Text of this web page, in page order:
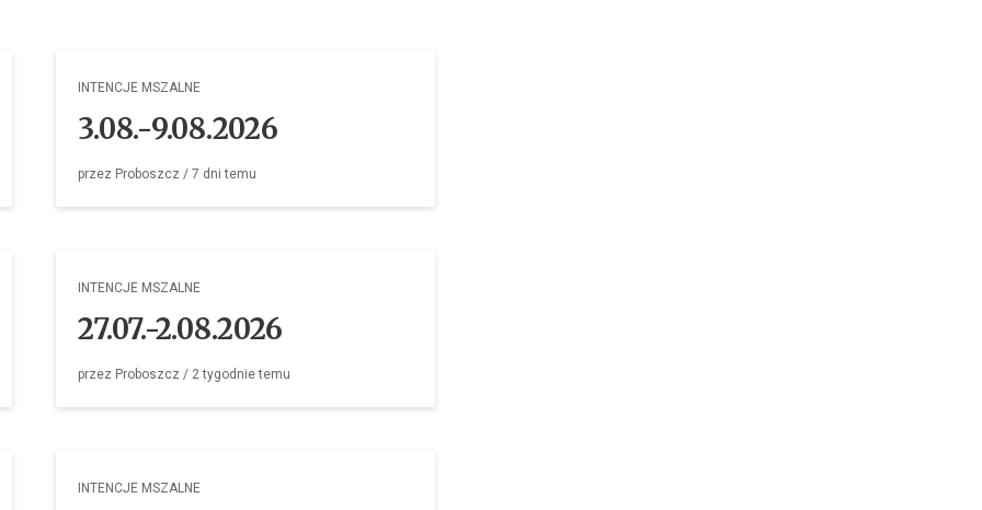
INTENCJE MSZALNE
3.08.-9.08.2026
przez Proboszcz /7 dni temu
INTENCJE MSZALNE
27.07.-2.08.2026
przez Proboszcz / 2 tygodnietemu
INTENCJE MSZALNE